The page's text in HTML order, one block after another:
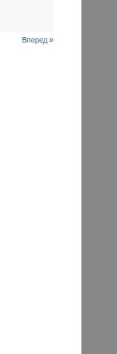
Вперед »